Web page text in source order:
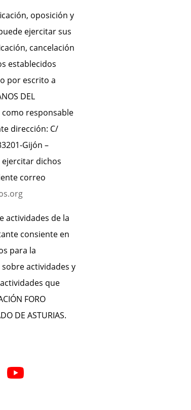
oposición y
ejercitar sus
cancelación
establecidos
por escrito a
DEL
como responsable
dirección: C/
Gijón –
dichos
correo
actividades de la
consiente en
para la
actividades y
que
FORO
DE ASTURIAS.